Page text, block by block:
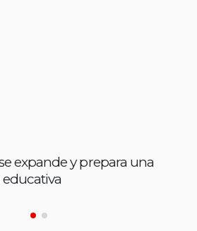
expande y prepara una